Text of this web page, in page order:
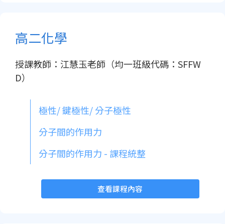
高二化學
授課教師：江慧玉老師（均一班級代碼：SFFW
D）
極性/ 鍵極性/ 分子極性
分子間的作用力
分子間的作用力 - 課程統整
查看課程內容